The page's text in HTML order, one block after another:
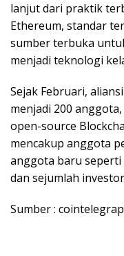
lanjut dari praktik
Ethereum, standar
sumber terbuka
menjadi teknologi
Sejak Februari,
menjadi 200
open-source
mencakup anggota
anggota baru
dan sejumlah
Sumber :